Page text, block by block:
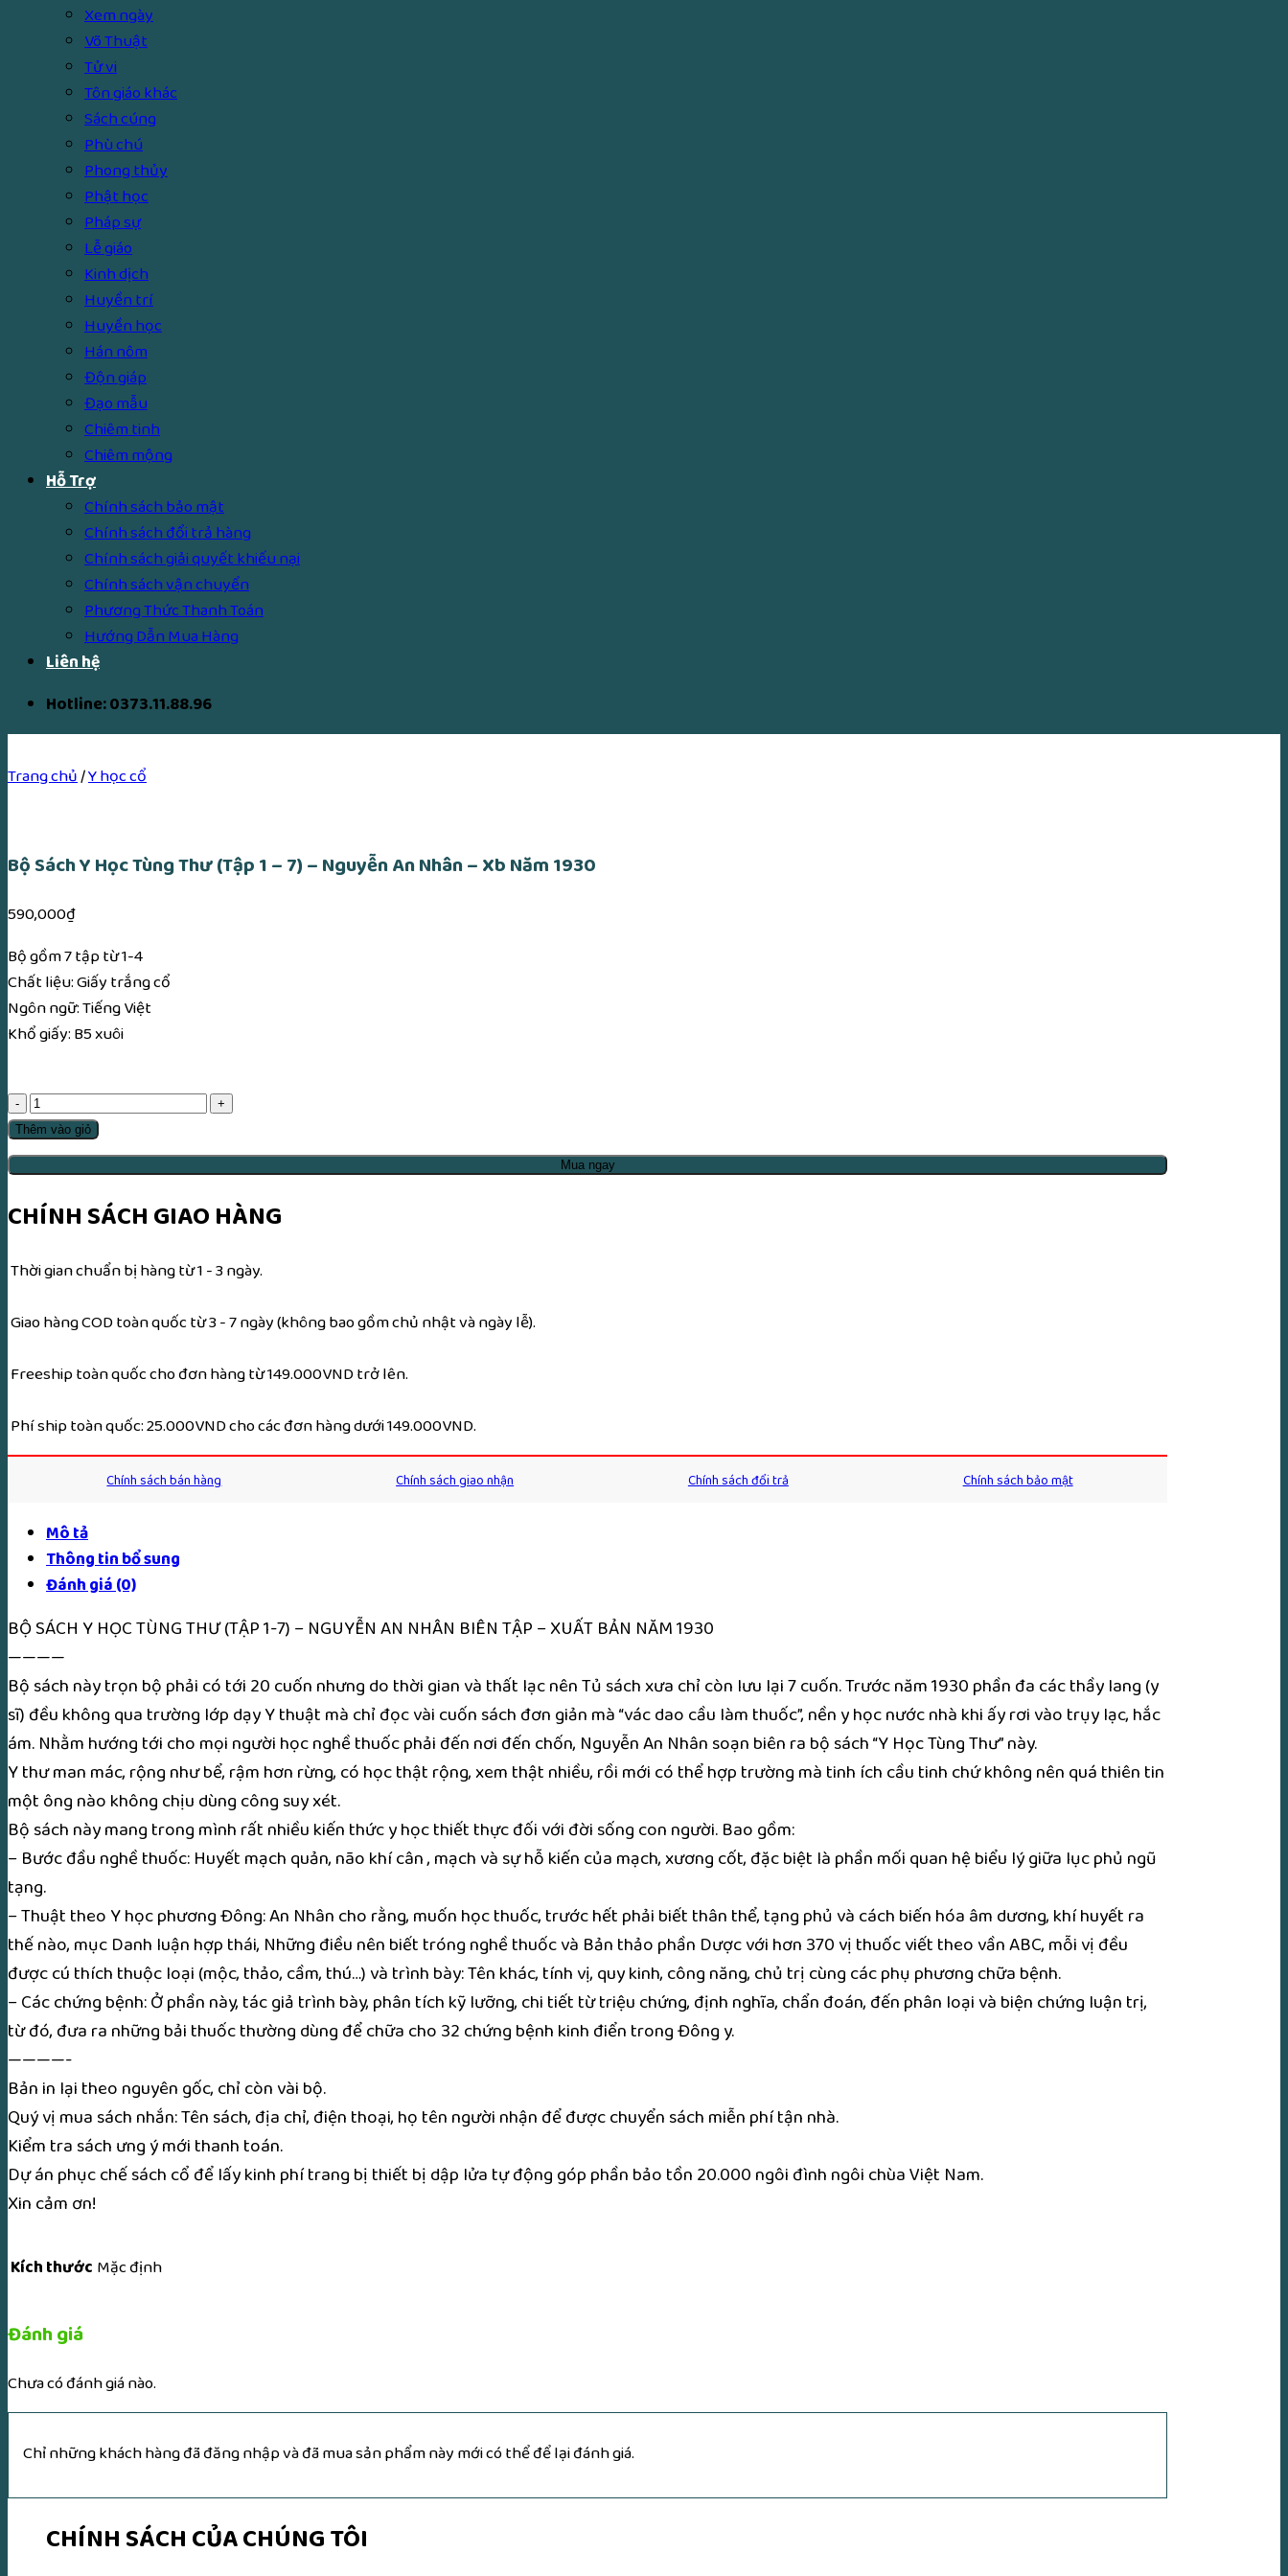
Xem ngày
Võ Thuật
Tử vi
Tôn giáo khác
Sách cúng
Phù chú
Phong thủy
Phật học
Pháp sự
Lễ giáo
Kinh dịch
Huyền trí
Huyền học
Hán nôm
Độn giáp
Đạo mẫu
Chiêm tinh
Chiêm mộng
Hỗ Trợ
Chính sách bảo mật
Chính sách đổi trả hàng
Chính sách giải quyết khiếu nại
Chính sách vận chuyển
Phương Thức Thanh Toán
Hướng Dẫn Mua Hàng
Liên hệ
Hotline: 0373.11.88.96
Trang chủ/Y học cổ
Bộ Sách Y Học Tùng Thư (Tập 1 – 7) – Nguyễn An Nhân – Xb Năm 1930
590,000₫
Bộ gồm 7 tập từ 1-4
Chất liệu: Giấy trắng cổ
Ngôn ngữ: Tiếng Việt
Khổ giấy: B5 xuôi
Bộ
Sách
Y
Học
Tùng
Thư
1
7)
Nguyễn
Nhân
-
1930
số
lượng
Thêm vào giỏ
Mua ngay
CHÍNH SÁCH GIAO HÀNG
Thời gian chuẩn bị hàng từ 1 - 3 ngày.
Giao hàng COD toàn quốc từ 3 - 7 ngày (không bao gồm chủ nhật và ngày lễ).
Freeship toàn quốc cho đơn hàng từ 149.000VND trở lên.
Phí ship toàn quốc: 25.000VND cho các đơn hàng dưới 149.000VND.
Chính sách bán hàng Chính sách giao nhận Chính sách đổi trả Chính sách bảo mật
Mô tả
Thông tin bổ sung
Đánh giá (0)
BỘ SÁCH Y HỌC TÙNG THƯ (TẬP 1-7) – NGUYỄN AN NHÂN BIÊN TẬP – XUẤT BẢN NĂM 1930
————
Bộ sách này trọn bộ phải có tới 20 cuốn nhưng do thời gian và thất lạc nên Tủ sách xưa chỉ còn lưu lại 7 cuốn. Trước năm 1930 phần đa các thầy lang (y
sĩ) đều không qua trường lớp dạy Y thuật mà chỉ đọc vài cuốn sách đơn giản mà “vác dao cầu làm thuốc”, nền y học nước nhà khi ấy rơi vào trụy lạc, hắc
ám. Nhằm hướng tới cho mọi người học nghề thuốc phải đến nơi đến chốn, Nguyễn An Nhân soạn biên ra bộ sách “Y Học Tùng Thư” này.
Y thư man mác, rộng như bể, rậm hơn rừng, có học thật rộng, xem thật nhiều, rồi mới có thể hợp trường mà tinh ích cầu tinh chứ không nên quá thiên tin
một ông nào không chịu dùng công suy xét.
Bộ sách này mang trong mình rất nhiều kiến thức y học thiết thực đối với đời sống con người. Bao gồm:
– Bước đầu nghề thuốc: Huyết mạch quản, não khí cân , mạch và sự hỗ kiến của mạch, xương cốt, đặc biệt là phần mối quan hệ biểu lý giữa lục phủ ngũ
tạng.
– Thuật theo Y học phương Đông: An Nhân cho rằng, muốn học thuốc, trước hết phải biết thân thể, tạng phủ và cách biến hóa âm dương, khí huyết ra
thế nào, mục Danh luận hợp thái, Những điều nên biết tróng nghề thuốc và Bản thảo phần Dược với hơn 370 vị thuốc viết theo vần ABC, mỗi vị đều
được cú thích thuộc loại (mộc, thảo, cầm, thú…) và trình bày: Tên khác, tính vị, quy kinh, công năng, chủ trị cùng các phụ phương chữa bệnh.
– Các chứng bệnh: Ở phần này, tác giả trình bày, phân tích kỹ lưỡng, chi tiết từ triệu chứng, định nghĩa, chẩn đoán, đến phân loại và biện chứng luận trị,
từ đó, đưa ra những bải thuốc thường dùng để chữa cho 32 chứng bệnh kinh điển trong Đông y.
————-
Bản in lại theo nguyên gốc, chỉ còn vài bộ.
Quý vị mua sách nhắn: Tên sách, địa chỉ, điện thoại, họ tên người nhận để được chuyển sách miễn phí tận nhà.
Kiểm tra sách ưng ý mới thanh toán.
Dự án phục chế sách cổ để lấy kinh phí trang bị thiết bị dập lửa tự động góp phần bảo tồn 20.000 ngôi đình ngôi chùa Việt Nam.
Xin cảm ơn!
Kích thước Mặc định
Đánh giá
Chưa có đánh giá nào.
Chỉ những khách hàng đã đăng nhập và đã mua sản phẩm này mới có thể để lại đánh giá.
CHÍNH SÁCH CỦA CHÚNG TÔI